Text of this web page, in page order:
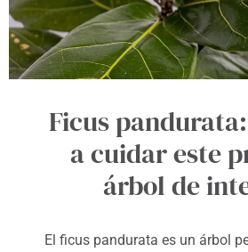
Ficus
a cuidar este
árbol de
El ficus pandurata es un árbol